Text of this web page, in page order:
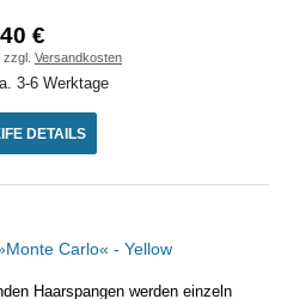
€
Versandkosten
3-6 Werktage
DETAILS
Carlo« - Yellow
Haarspangen werden einzeln